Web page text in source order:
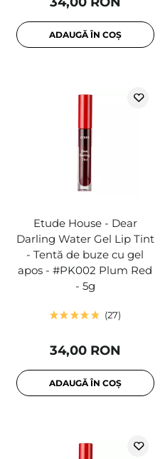
ADAUGĂ ÎN COȘ
Etude House - Dear
Darling Water Gel Lip Tint
- Tentă de buze cu gel
apos - #PK002 Plum Red
- 5g
27
34,00 RON
ADAUGĂ ÎN COȘ